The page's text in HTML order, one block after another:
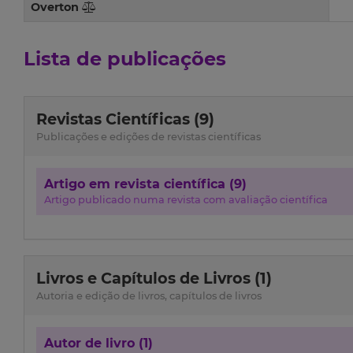
Overton
Lista de publicações
Revistas Científicas (9)
Publicações e edições de revistas científicas
Artigo em revista científica (9)
Artigo publicado numa revista com avaliação científica
Livros e Capítulos de Livros (1)
Autoria e edição de livros, capítulos de livros
Autor de livro (1)